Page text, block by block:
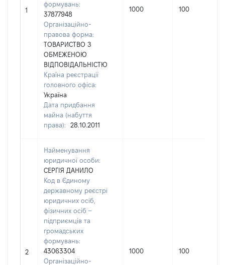
1
формувань:
37877948
Організаційно-
правова форма:
ТОВАРИСТВО З
ОБМЕЖЕНОЮ
ВІДПОВІДАЛЬНІСТЮ
Країна реєстрації
головного офіса:
Україна
Дата придбання
майна (набуття
права):
28.10.2011
1000 100
2
Найменування
юридичної особи:
СЕРГІЯ ДАНИЛО
Код в Єдиному
державному реєстрі
юридичних осіб,
фізичних осіб –
підприємців та
громадських
формувань:
43063304
Організаційно-
1000 100